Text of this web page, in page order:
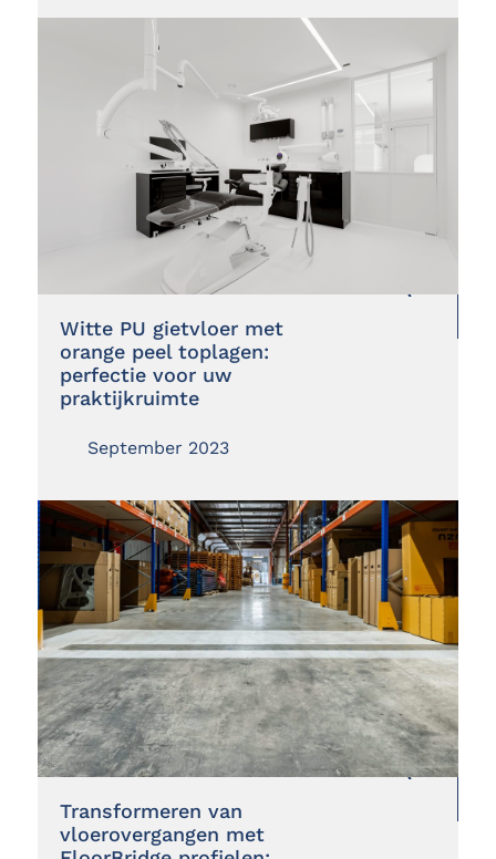
Witte PU gietvloer met
orange peel toplagen:
perfectie voor uw
praktijkruimte
September 2023
Transformeren van
vloerovergangen met